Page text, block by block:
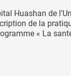
Huashan de
de la
« La